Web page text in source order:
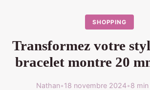
SHOPPING
Transformez votre
bracelet montre 20
Nathan•18 novembre 2024•8